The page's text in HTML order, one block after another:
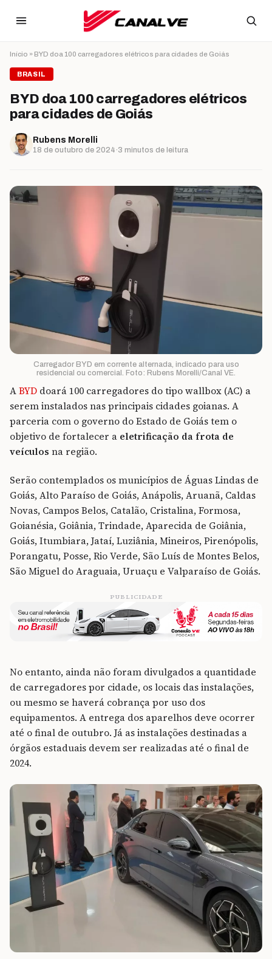
Início » BYD doa 100 carregadores elétricos para cidades de Goiás
BRASIL
BYD doa 100 carregadores elétricos
para cidades de Goiás
Rubens Morelli
18 de outubro de 2024·3 minutos de leitura
Carregador BYD em corrente alternada, indicado para uso
residencial ou comercial. Foto: Rubens Morelli/Canal VE.
ABYD doará 100 carregadores do tipo wallbox (AC) a
serem instalados nas principais cidades goianas. A
parceria com o governo do Estado de Goiás tem o
objetivo de fortalecer a eletrificação da frota de
veículos na região.
Serão contemplados os municípios de Águas Lindas de
Goiás, Alto Paraíso de Goiás, Anápolis, Aruanã, Caldas
Novas, Campos Belos, Catalão, Cristalina, Formosa,
Goianésia, Goiânia, Trindade, Aparecida de Goiânia,
Goiás, Itumbiara, Jataí, Luziânia, Mineiros, Pirenópolis,
Porangatu, Posse, Rio Verde, São Luís de Montes Belos,
São Miguel do Araguaia, Uruaçu e Valparaíso de Goiás.
PUBLICIDADE
No entanto, ainda não foram divulgados a quantidade
de carregadores por cidade, os locais das instalações,
ou mesmo se haverá cobrança por uso dos
equipamentos. A entrega dos aparelhos deve ocorrer
até o final de outubro. Já as instalações destinadas a
órgãos estaduais devem ser realizadas até o final de
2024.